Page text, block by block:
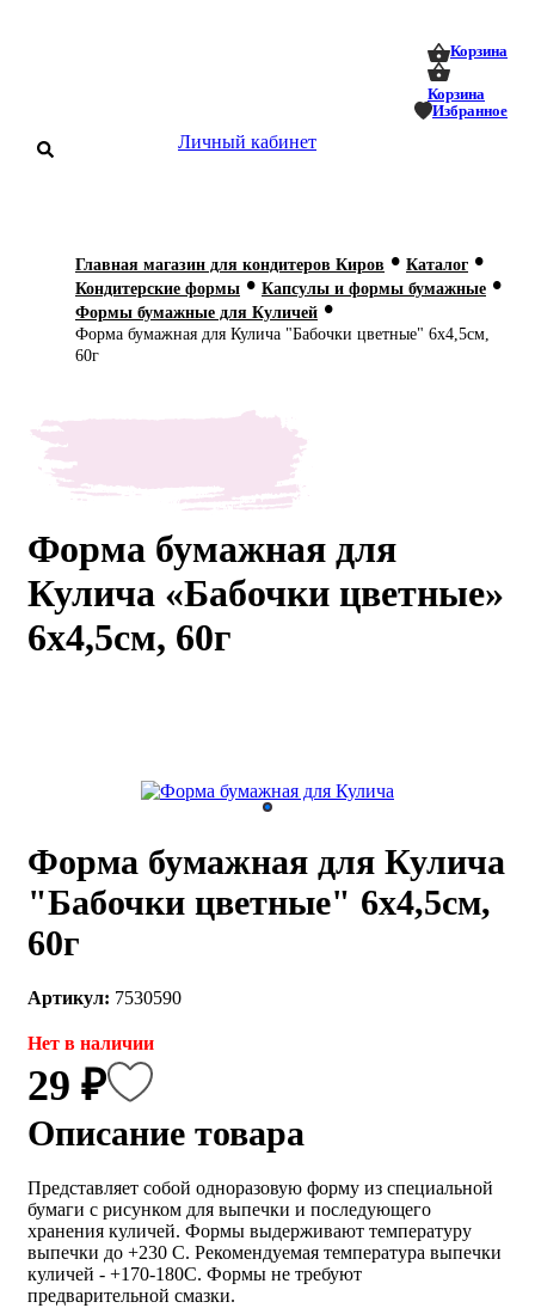
Корзина
Корзина
Избранное
Личный кабинет
Мастер-
классы
Главная магазин для кондитеров Киров • Каталог •
Кондитерские формы • Капсулы и формы бумажные •
Формы бумажные для Куличей •
Форма бумажная для Кулича "Бабочки цветные" 6х4,5см,
60г
Форма бумажная для
Кулича «Бабочки цветные»
6х4,5см, 60г
Форма бумажная для Кулича
"Бабочки цветные" 6х4,5см,
60г
Артикул: 7530590
Нет в наличии
29 ₽
Описание товара
Представляет собой одноразовую форму из специальной
бумаги с рисунком для выпечки и последующего
хранения куличей. Формы выдерживают температуру
выпечки до +230 С. Рекомендуемая температура выпечки
куличей - +170-180С. Формы не требуют
предварительной смазки.